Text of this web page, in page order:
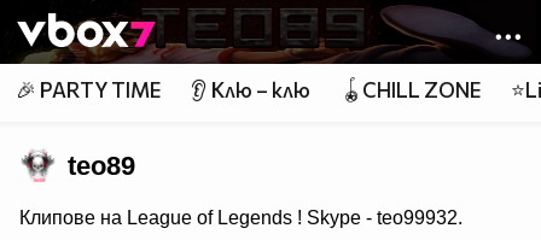
👾
🎉 PARTY TIME 👂 Клю – клю 🪀CHILL ZONE
teo89
Клипове на League of Legends ! Skype - teo99932.